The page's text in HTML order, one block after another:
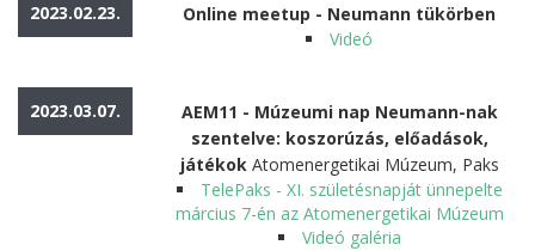
2023.02.23.
Online meetup - Neumann tükörben
Videó
2023.03.07.
AEM11 - Múzeumi nap Neumann-nak
szentelve: koszorúzás, előadások,
játékok Atomenergetikai Múzeum, Paks
TelePaks - XI. születésnapját ünnepelte
március 7-én az Atomenergetikai Múzeum
Videó galéria